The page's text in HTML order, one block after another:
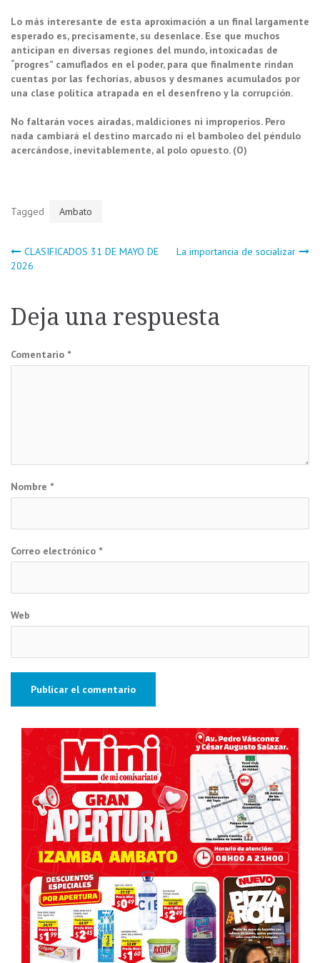
Lo más interesante de esta aproximación a un final largamente
esperado es, precisamente, su desenlace. Ese que muchos
anticipan en diversas regiones del mundo, intoxicadas de
“progres” camuflados en el poder, para que finalmente rindan
cuentas por las fechorías, abusos y desmanes acumulados por
una clase política atrapada en el desenfreno y la corrupción.
No faltarán voces airadas, maldiciones ni improperios. Pero
nada cambiará el destino marcado ni el bamboleo del péndulo
acercándose, inevitablemente, al polo opuesto. (O)
Tagged Ambato
Navegación
entradas
CLASIFICADOS 31 DE MAYO DE
2026
La importancia de socializar
Deja una respuesta
Comentario *
Nombre *
Correo electrónico *
Web